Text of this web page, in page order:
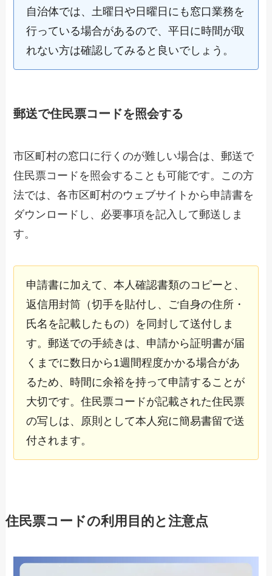
自治体では、土曜日や日曜日にも窓口業務を
行っている場合があるので、平日に時間が取
れない方は確認してみると良いでしょう。
郵送で住民票コードを照会する
市区町村の窓口に行くのが難しい場合は、郵送で
住民票コードを照会することも可能です。この方
法では、各市区町村のウェブサイトから申請書を
ダウンロードし、必要事項を記入して郵送しま
す。
申請書に加えて、本人確認書類のコピーと、
返信用封筒（切手を貼付し、ご自身の住所・
氏名を記載したもの）を同封して送付しま
す。郵送での手続きは、申請から証明書が届
くまでに数日から1週間程度かかる場合があ
るため、時間に余裕を持って申請することが
大切です。住民票コードが記載された住民票
の写しは、原則として本人宛に簡易書留で送
付されます。
住民票コードの利用目的と注意点